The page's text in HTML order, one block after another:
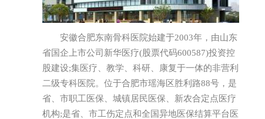
安徽合肥东南骨科医院始建于2003年，由山东
省国企上市公司新华医疗(股票代码600587)投资控
股建设;集医疗、教学、科研、康复于一体的非营利
二级专科医院。位于合肥市瑶海区胜利路88号，是
省、市职工医保、城镇居民医保、新农合定点医疗
机构;是省、市工伤定点和全国异地医保结算平台医